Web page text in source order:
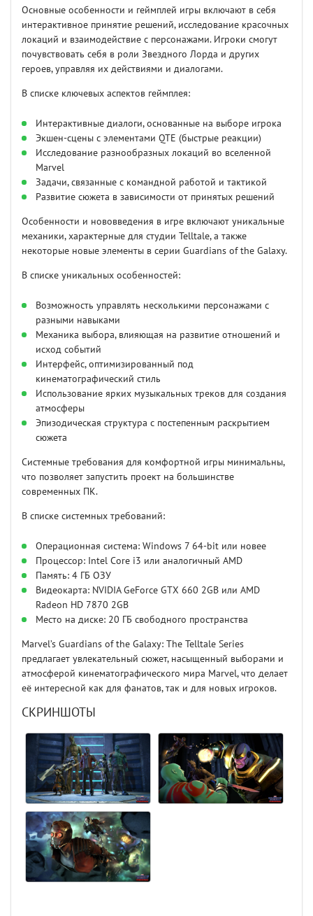
Основные особенности и геймплей игры включают в себя
интерактивное принятие решений, исследование красочных
локаций и взаимодействие с персонажами. Игроки смогут
почувствовать себя в роли Звездного Лорда и других
героев, управляя их действиями и диалогами.
В списке ключевых аспектов геймплея:
Интерактивные диалоги, основанные на выборе игрока
Экшен-сцены с элементами QTE (быстрые реакции)
Исследование разнообразных локаций во вселенной
Marvel
Задачи, связанные с командной работой и тактикой
Развитие сюжета в зависимости от принятых решений
Особенности и нововведения в игре включают уникальные
механики, характерные для студии Telltale, а также
некоторые новые элементы в серии Guardians of the Galaxy.
В списке уникальных особенностей:
Возможность управлять несколькими персонажами с
разными навыками
Механика выбора, влияющая на развитие отношений и
исход событий
Интерфейс, оптимизированный под
кинематографический стиль
Использование ярких музыкальных треков для создания
атмосферы
Эпизодическая структура с постепенным раскрытием
сюжета
Системные требования для комфортной игры минимальны,
что позволяет запустить проект на большинстве
современных ПК.
В списке системных требований:
Операционная система: Windows 7 64-bit или новее
Процессор: Intel Core i3 или аналогичный AMD
Память: 4 ГБ ОЗУ
Видеокарта: NVIDIA GeForce GTX 660 2GB или AMD
Radeon HD 7870 2GB
Место на диске: 20 ГБ свободного пространства
Marvel’s Guardians of the Galaxy: The Telltale Series
предлагает увлекательный сюжет, насыщенный выборами и
атмосферой кинематографического мира Marvel, что делает
её интересной как для фанатов, так и для новых игроков.
СКРИНШОТЫ